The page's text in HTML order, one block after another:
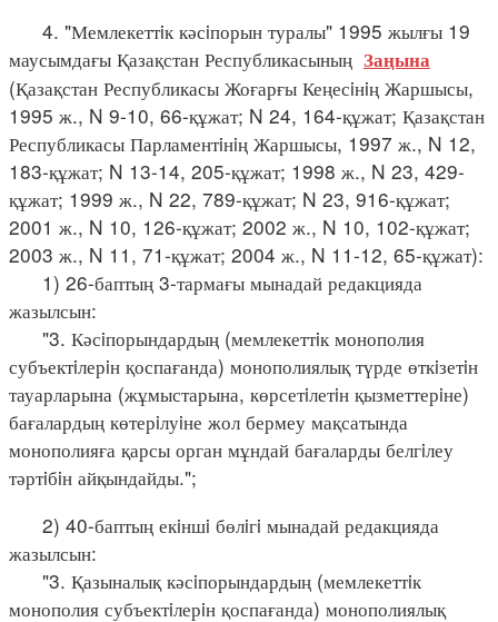
4. "Мемлекеттiк кәсiпорын туралы" 1995 жылғы 19
маусымдағы Қазақстан Республикасының Заңына
(Қазақстан Республикасы Жоғарғы Кеңесiнiң Жаршысы,
1995 ж., N 9-10, 66-құжат; N 24, 164-құжат; Қазақстан
Республикасы Парламентiнiң Жаршысы, 1997 ж., N 12,
183-құжат; N 13-14, 205-құжат; 1998 ж., N 23, 429-
құжат; 1999 ж., N 22, 789-құжат; N 23, 916-құжат;
2001 ж., N 10, 126-құжат; 2002 ж., N 10, 102-құжат;
2003 ж., N 11, 71-құжат; 2004 ж., N 11-12, 65-құжат):
1) 26-баптың 3-тармағы мынадай редакцияда
жазылсын:
"3. Кәсiпорындардың (мемлекеттiк монополия
субъектiлерiн қоспағанда) монополиялық түрде өткiзетiн
тауарларына (жұмыстарына, көрсетiлетiн қызметтерiне)
бағалардың көтерiлуiне жол бермеу мақсатында
монополияға қарсы орган мұндай бағаларды белгiлеу
тәртiбiн айқындайды.";
2) 40-баптың екiншi бөлiгi мынадай редакцияда
жазылсын:
"3. Қазыналық кәсiпорындардың (мемлекеттiк
монополия субъектiлерiн қоспағанда) монополиялық